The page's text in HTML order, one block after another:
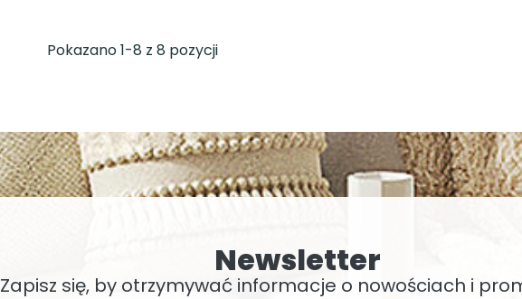
Pokazano 1-8 z 8 pozycji
Newsletter
Zapisz się, by otrzymywać informacje o nowościach i